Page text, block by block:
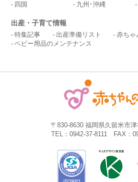
四国
九州･沖縄
出産・子育て情報
特集記事 出産準備リスト
赤ちゃ
ベビー用品のメンテナンス
〒830-8630 福岡県久留米市
TEL：0942-37-8111 FAX：